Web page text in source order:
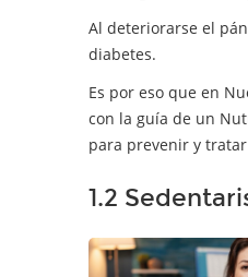
Al deteriorarse el
diabetes.
Es por eso que en
con la guía de un
para prevenir y
1.2